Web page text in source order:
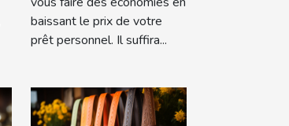
baissant le prix de votre
prêt personnel. Il suffira...